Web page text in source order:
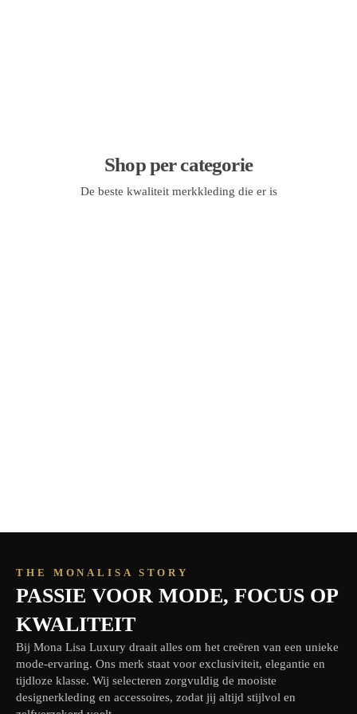
Shop per categorie
De beste kwaliteit merkkleding die er is
Dames
THE MONALISA STORY
PASSIE VOOR MODE, FOCUS OP
KWALITEIT
Bij Mona Lisa Luxury draait alles om het creëren van een unieke
mode-ervaring. Ons merk staat voor exclusiviteit, elegantie en
tijdloze klasse. Wij selecteren zorgvuldig de mooiste
designerkleding en accessoires, zodat jij altijd stijlvol en